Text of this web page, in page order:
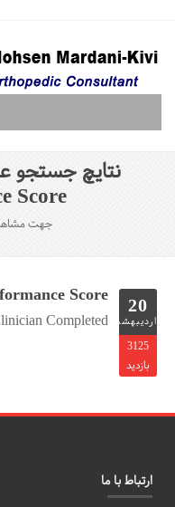
دانشجویان
لغت نامه ارتوپدی
تماس با ما
نتایچ جستجو
Score
جهت
20
اردیبهشت
3125
بازدید
Score
Completed
ارتباط با ما